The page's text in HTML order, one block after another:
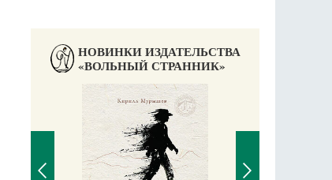
НОВИНКИ ИЗДАТЕЛЬСТВА
«ВОЛЬНЫЙ СТРАННИК»